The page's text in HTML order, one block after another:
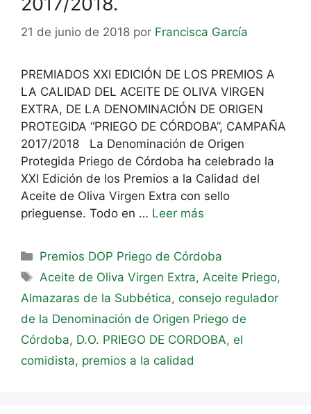
21 de junio de 2018 por Francisca García
PREMIADOS XXI EDICIÓN DE LOS PREMIOS A
LA CALIDAD DEL ACEITE DE OLIVA VIRGEN
EXTRA, DE LA DENOMINACIÓN DE ORIGEN
PROTEGIDA “PRIEGO DE CÓRDOBA”, CAMPAÑA
2017/2018 La Denominación de Origen
Protegida Priego de Córdoba ha celebrado la
XXI Edición de los Premios a la Calidad del
Aceite de Oliva Virgen Extra con sello
prieguense. Todo en … Leer más
Premios DOP Priego de Córdoba
Aceite de Oliva Virgen Extra, Aceite Priego,
Almazaras de la Subbética, consejo regulador
de la Denominación de Origen Priego de
Córdoba, D.O. PRIEGO DE CORDOBA, el
comidista, premios a la calidad